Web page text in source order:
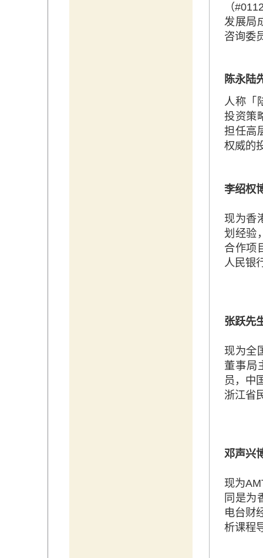
（
发展局
咨询委
陈永陆
人称「
投资策
担任高
权威的
李绍权
现为香
划经验
合作项
人民银
张跃先
现为全
董事局
员，中
浙江省
邓声兴
现为
同是为
电台财
析课程